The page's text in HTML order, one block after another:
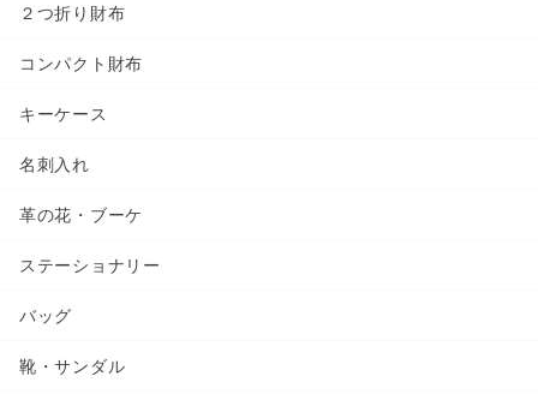
２つ折り財布
コンパクト財布
キーケース
名刺入れ
革の花・ブーケ
ステーショナリー
バッグ
靴・サンダル